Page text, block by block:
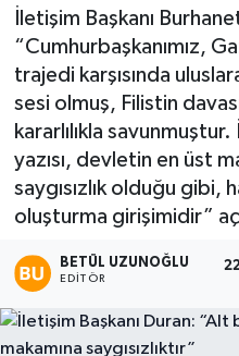
İletişim Başkanı
“Cumhurbaşkanımız,
trajedi karşısında
sesi olmuş, Filistin
kararlılıkla
yazısı, devletin en üst
saygısızlık olduğu gibi,
oluşturma girişimidir”
BETÜL UZUNOĞLU
EDITÖR
Kültür - Sanat
Yaşam
Haber Arşivi